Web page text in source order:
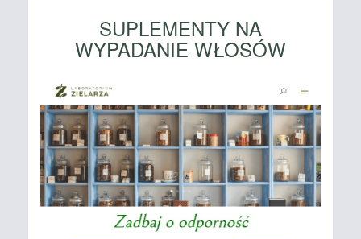
SUPLEMENTY NA
WYPADANIE WŁOSÓW